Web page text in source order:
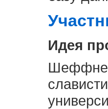
Идея